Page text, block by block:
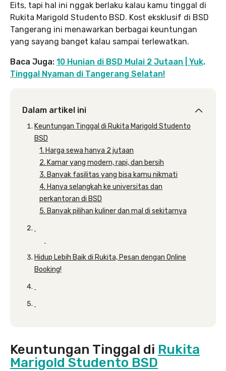
Eits, tapi hal ini nggak berlaku kalau kamu tinggal di
Rukita Marigold Studento BSD. Kost eksklusif di BSD
Tangerang ini menawarkan berbagai keuntungan
yang sayang banget kalau sampai terlewatkan.
Baca Juga: 10 Hunian di BSD Mulai 2 Jutaan | Yuk,
Tinggal Nyaman di Tangerang Selatan!
Dalam artikel ini
Keuntungan Tinggal di Rukita Marigold Studento
BSD
1. Harga sewa hanya 2 jutaan
2. Kamar yang modern, rapi, dan bersih
3. Banyak fasilitas yang bisa kamu nikmati
4. Hanya selangkah ke universitas dan
perkantoran di BSD
5. Banyak pilihan kuliner dan mal di sekitarnya
Hidup Lebih Baik di Rukita, Pesan dengan Online
Booking!
Keuntungan Tinggal di Rukita
Marigold Studento BSD